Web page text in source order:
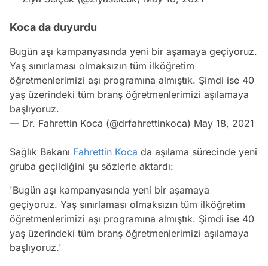
Koca da duyurdu
Bugün aşı kampanyasında yeni bir aşamaya geçiyoruz.
Yaş sınırlaması olmaksızın tüm ilköğretim
öğretmenlerimizi aşı programına almıştık. Şimdi ise 40
yaş üzerindeki tüm branş öğretmenlerimizi aşılamaya
başlıyoruz.
— Dr. Fahrettin Koca (@drfahrettinkoca) May 18, 2021
Sağlık Bakanı Fahrettin Koca da aşılama sürecinde yeni
gruba geçildiğini şu sözlerle aktardı:
'Bugün aşı kampanyasında yeni bir aşamaya
geçiyoruz. Yaş sınırlaması olmaksızın tüm ilköğretim
öğretmenlerimizi aşı programına almıştık. Şimdi ise 40
yaş üzerindeki tüm branş öğretmenlerimizi aşılamaya
başlıyoruz.'